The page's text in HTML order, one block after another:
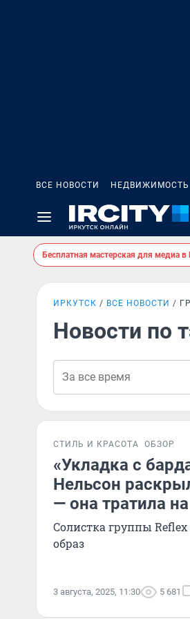
ВСЕ НОВОСТИ НЕДВИЖИМОСТЬ
Бесплатная мастерская для медиа в
ИРКУТСК ВСЕ НОВОСТИ
Новости по
СТИЛЬ И КРАСОТА ОБЗОР
«Укладка с
Нельсон
— она тратила
Солистка группы
образ
3 августа, 2025, 11:30 5 681